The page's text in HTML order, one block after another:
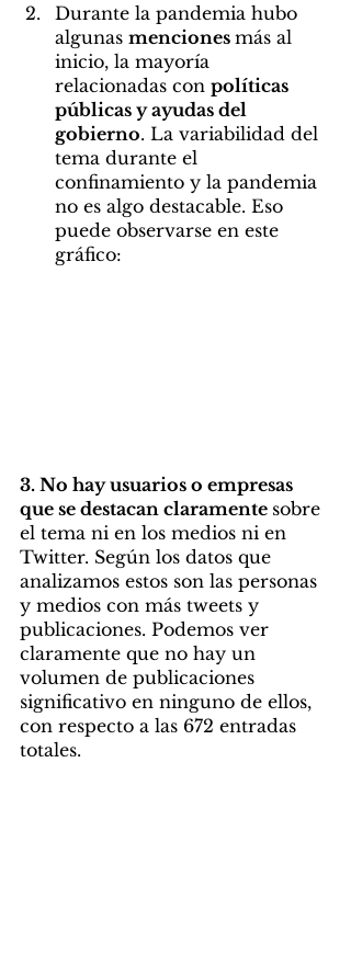
Durante la pandemia hubo
algunas menciones más al
inicio, la mayoría
relacionadas con políticas
públicas y ayudas del
gobierno. La variabilidad del
tema durante el
confinamiento y la pandemia
no es algo destacable. Eso
puede observarse en este
gráfico:
3. No hay usuarios o empresas
que se destacan claramente sobre
el tema ni en los medios ni en
Twitter. Según los datos que
analizamos estos son las personas
y medios con más tweets y
publicaciones. Podemos ver
claramente que no hay un
volumen de publicaciones
significativo en ninguno de ellos,
con respecto a las 672 entradas
totales.